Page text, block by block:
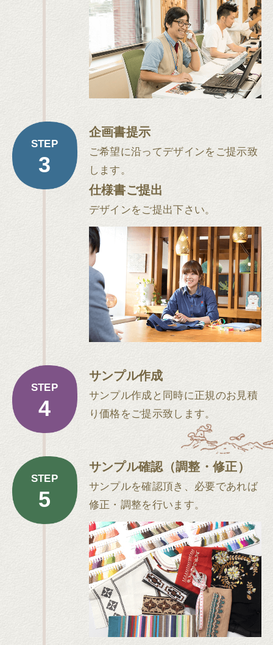
STEP
3
企画書提示
ご希望に沿ってデザインをご提示致
します。
仕様書ご提出
デザインをご提出下さい。
STEP
4
サンプル作成
サンプル作成と同時に正規のお見積
り価格をご提示致します。
STEP
5
サンプル確認（調整・修正）
サンプルを確認頂き、必要であれば
修正・調整を行います。